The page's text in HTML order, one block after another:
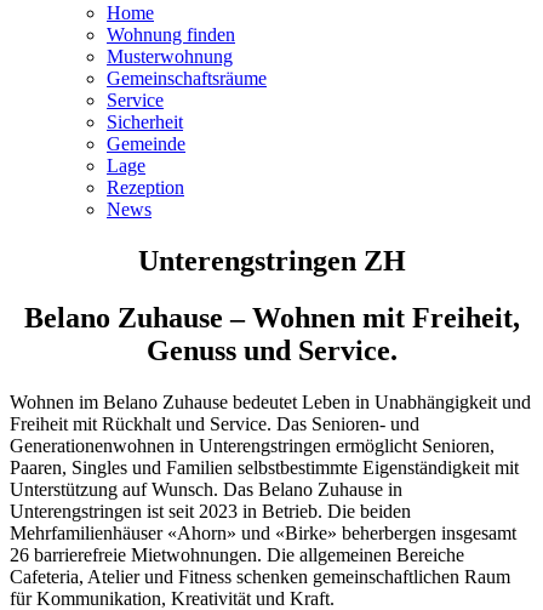
Home
Wohnung finden
Musterwohnung
Gemeinschaftsräume
Service
Sicherheit
Gemeinde
Lage
Rezeption
News
Unterengstringen ZH
Belano Zuhause – Wohnen mit Freiheit,
Genuss und Service.
Wohnen im Belano Zuhause bedeutet Leben in Unabhängigkeit und
Freiheit mit Rückhalt und Service. Das Senioren- und
Generationenwohnen in Unterengstringen ermöglicht Senioren,
Paaren, Singles und Familien selbstbestimmte Eigenständigkeit mit
Unterstützung auf Wunsch. Das Belano Zuhause in
Unterengstringen ist seit 2023 in Betrieb. Die beiden
Mehrfamilienhäuser «Ahorn» und «Birke» beherbergen insgesamt
26 barrierefreie Mietwohnungen. Die allgemeinen Bereiche
Cafeteria, Atelier und Fitness schenken gemeinschaftlichen Raum
für Kommunikation, Kreativität und Kraft.